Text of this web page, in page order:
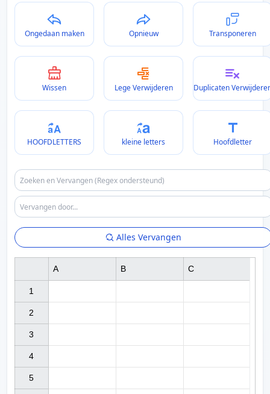
Ongedaan maken Opnieuw Transponeren
Wissen Lege Verwijderen Duplicaten
HOOFDLETTERS kleine letters Hoofdletter
Alles Vervangen
1
2
3
4
5
A B C